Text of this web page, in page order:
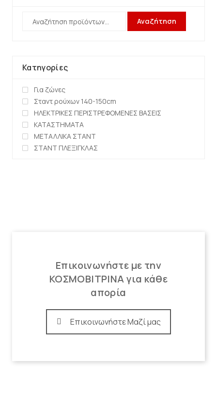
Αναζήτηση
Κατηγορίες
Για ζώνες
Σταντ ρούχων 140-150cm
ΗΛΕΚΤΡΙΚΕΣ ΠΕΡΙΣΤΡΕΦΟΜΕΝΕΣ ΒΑΣΕΙΣ
ΚΑΤΑΣΤΗΜΑΤΑ
ΜΕΤΑΛΛΙΚΑ ΣΤΑΝΤ
ΣΤΑΝΤ ΠΛΕΞΙΓΚΛΑΣ
Επικοινωνήστε με την
ΚΟΣΜΟΒΙΤΡΙΝΑ για κάθε
απορία
Επικοινωνήστε Μαζί μας